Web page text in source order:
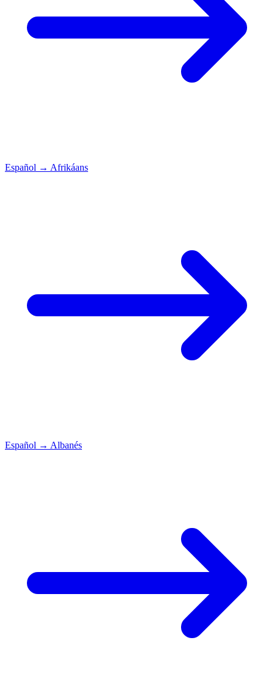
Español → Afrikáans
Español → Albanés